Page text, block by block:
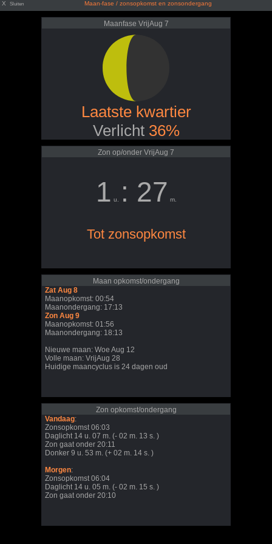
X Sluiten Maan-fase / zonsopkomst en zonsondergang
Maanfase VrijAug 7
Laatste kwartier
Verlicht 36%
Zon op/onder VrijAug 7
1 u. : 27 m.
Tot zonsopkomst
Maan opkomst/ondergang
Zat Aug 8
Maanopkomst: 00:54
Maanondergang: 17:13
Zon Aug 9
Maanopkomst: 01:56
Maanondergang: 18:13
Nieuwe maan: Woe Aug 12
Volle maan: VrijAug 28
Huidige maancyclus is 24 dagen oud
Zon opkomst/ondergang
Vandaag:
Zonsopkomst 06:03
Daglicht 14 u. 07 m. (- 02 m. 13 s. )
Zon gaat onder 20:11
Donker 9 u. 53 m. (+ 02 m. 14 s. )
Morgen:
Zonsopkomst 06:04
Daglicht 14 u. 05 m. (- 02 m. 15 s. )
Zon gaat onder 20:10